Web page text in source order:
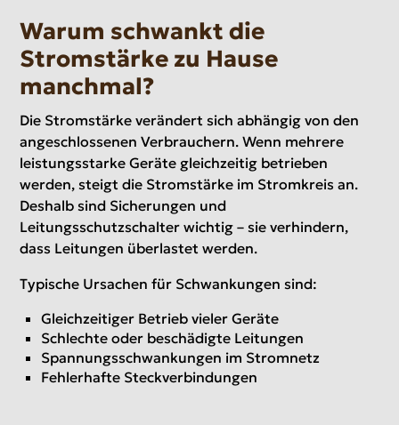
Warum schwankt die
Stromstärke zu Hause
manchmal?
Die Stromstärke verändert sich abhängig von den
angeschlossenen Verbrauchern. Wenn mehrere
leistungsstarke Geräte gleichzeitig betrieben
werden, steigt die Stromstärke im Stromkreis an.
Deshalb sind Sicherungen und
Leitungsschutzschalter wichtig – sie verhindern,
dass Leitungen überlastet werden.
Typische Ursachen für Schwankungen sind:
Gleichzeitiger Betrieb vieler Geräte
Schlechte oder beschädigte Leitungen
Spannungsschwankungen im Stromnetz
Fehlerhafte Steckverbindungen